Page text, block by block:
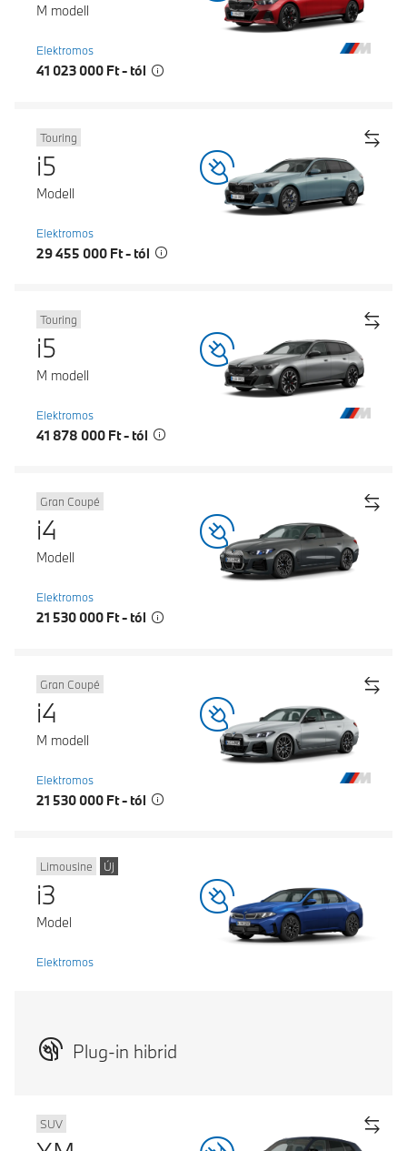
M modell
Elektromos
41 023 000 Ft - tól
Touring
i5
Modell
Elektromos
29 455 000 Ft - tól
Touring
i5
M modell
Elektromos
41 878 000 Ft - tól
Gran Coupé
i4
Modell
Elektromos
21 530 000 Ft - tól
Gran Coupé
i4
M modell
Elektromos
21 530 000 Ft - tól
Limousine Új
i3
Model
Elektromos
Plug-in hibrid
SUV